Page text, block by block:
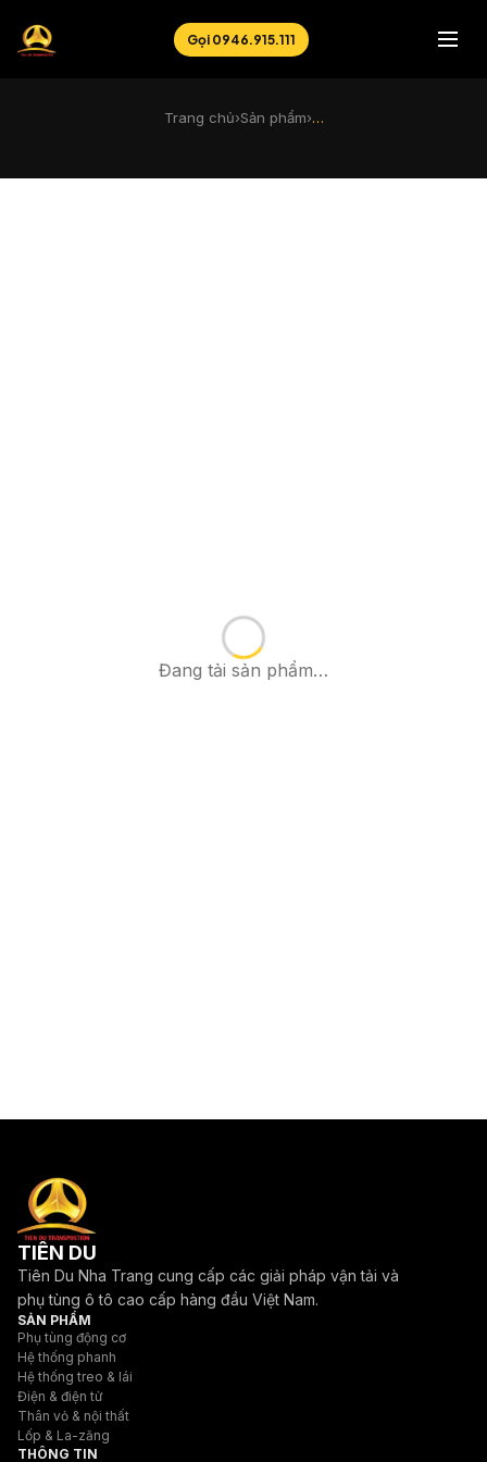
Gọi 0946.915.111
Trang chủ›Sản phẩm›…
Đang tải sản phẩm…
TIÊN DU
Tiên Du Nha Trang cung cấp các giải pháp vận tải và
phụ tùng ô tô cao cấp hàng đầu Việt Nam.
SẢN PHẨM
Phụ tùng động cơ
Hệ thống phanh
Hệ thống treo & lái
Điện & điện tử
Thân vỏ & nội thất
Lốp & La-zăng
THÔNG TIN